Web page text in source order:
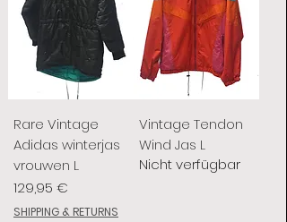
Rare Vintage
Adidas winterjas
vrouwen L
Preis
129,95 €
SHIPPING & RETURNS
Vintage Tendon
Wind Jas L
Nicht verfügbar